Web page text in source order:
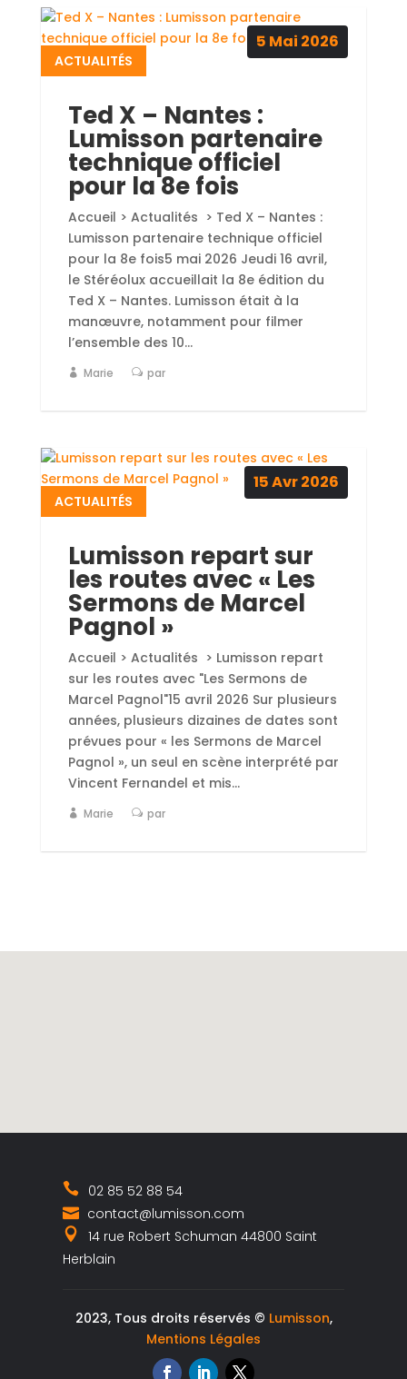
Ted X – Nantes :
Lumisson partenaire
technique officiel
pour la 8e fois
ACTUALITÉS
Accueil > Actualités > Ted X – Nantes :
Lumisson partenaire technique officiel
pour la 8e fois5 mai 2026 Jeudi 16 avril,
le Stéréolux accueillait la 8e édition du
Ted X – Nantes. Lumisson était à la
manœuvre, notamment pour filmer
l’ensemble des 10...
Marie par
5 Mai 2026
Lumisson repart sur
les routes avec « Les
Sermons de Marcel
Pagnol »
ACTUALITÉS
Accueil > Actualités > Lumisson repart
sur les routes avec "Les Sermons de
Marcel Pagnol"15 avril 2026 Sur plusieurs
années, plusieurs dizaines de dates sont
prévues pour « les Sermons de Marcel
Pagnol », un seul en scène interprété par
Vincent Fernandel et mis...
Marie par
15Avr2026
02 85 52 88 54
contact@lumisson.com
14 rue Robert Schuman 44800 Saint
Herblain
2023, Tous droits réservés © Lumisson,
Mentions Légales